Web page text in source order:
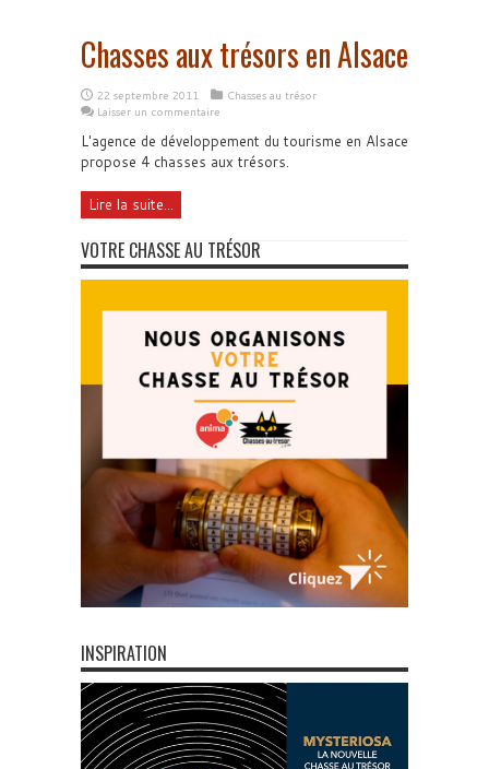
Chasses aux trésors en Alsace
22 septembre 2011
Chasses au trésor
Laisser un commentaire
L'agence de développement du tourisme en Alsace
propose 4 chasses aux trésors.
Lire la suite...
VOTRE CHASSE AU TRÉSOR
INSPIRATION